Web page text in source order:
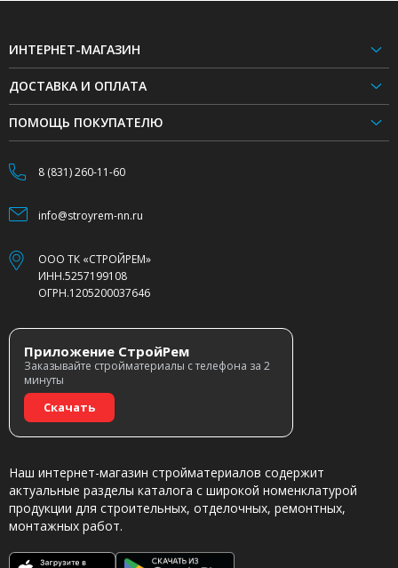
ИНТЕРНЕТ-МАГАЗИН
ДОСТАВКА И ОПЛАТА
ПОМОЩЬ ПОКУПАТЕЛЮ
8 (831) 260-11-60
info@stroyrem-nn.ru
ООО ТК «СТРОЙРЕМ»
ИНН.5257199108
ОГРН.1205200037646
Приложение СтройРем
Заказывайте стройматериалы с телефона за 2
минуты
Скачать
Наш интернет-магазин стройматериалов содержит
актуальные разделы каталога с широкой номенклатурой
продукции для строительных, отделочных, ремонтных,
монтажных работ.